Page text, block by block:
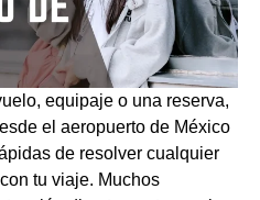
equipaje o una reserva,
el aeropuerto de México
de resolver cualquier
tu viaje. Muchos